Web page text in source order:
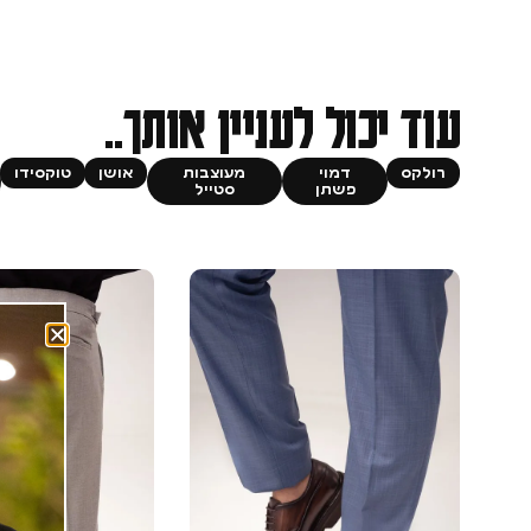
עוד יכול לעניין אותך..
רולקס
דמוי
פשתן
מעוצבות
סטייל
אושן טוקסידו